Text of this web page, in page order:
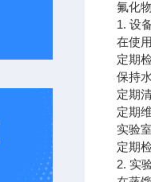
氟化
1. 设
在使
定期
保持
定期
定期
实验
定期
2. 实